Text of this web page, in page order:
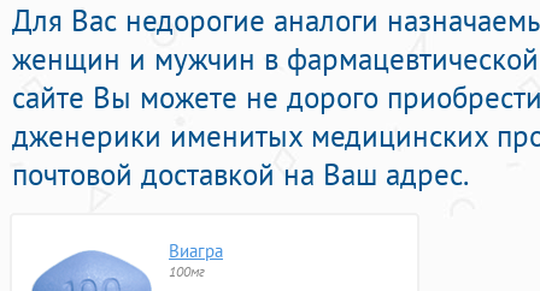
Для Вас недорогие аналоги
женщин и мужчин в
сайте Вы можете не дорого
дженерики именитых медицинских
почтовой доставкой на Ваш адрес.
Виагра
100мг